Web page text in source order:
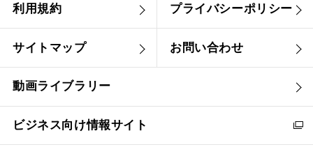
利用規約 プライバシーポリシー
サイトマップ お問い合わせ
動画ライブラリー
ビジネス向け情報サイト